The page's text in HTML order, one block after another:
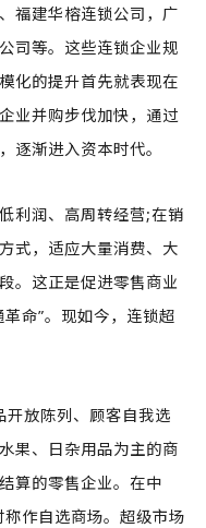
福建华榕连锁公司，广
司等。这些连锁企业规
化的提升首先就表现在
业并购步伐加快，通过
逐渐进入资本时代。
利润、高周转经营;在销
式，适应大量消费、大
。这正是促进零售商业
命”。现如今，连锁超
开放陈列、顾客自我选
果、日杂用品为主的商
算的零售企业。在中
作自选商场。超级市场